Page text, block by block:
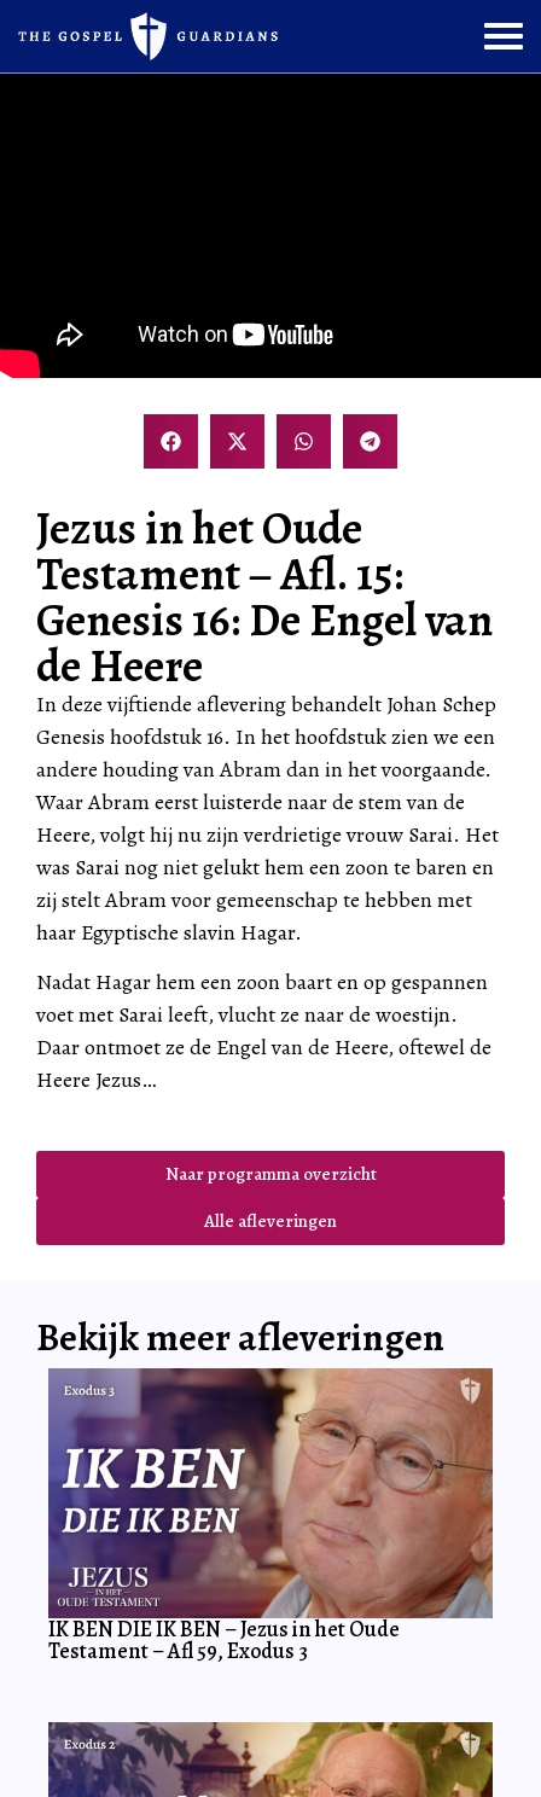
Jezus in het Oude
Testament – Afl. 15:
Genesis 16: De Engel van
de Heere
In deze vijftiende aflevering behandelt Johan Schep
Genesis hoofdstuk 16. In het hoofdstuk zien we een
andere houding van Abram dan in het voorgaande.
Waar Abram eerst luisterde naar de stem van de
Heere, volgt hij nu zijn verdrietige vrouw Sarai. Het
was Sarai nog niet gelukt hem een zoon te baren en
zij stelt Abram voor gemeenschap te hebben met
haar Egyptische slavin Hagar.
Nadat Hagar hem een zoon baart en op gespannen
voet met Sarai leeft, vlucht ze naar de woestijn.
Daar ontmoet ze de Engel van de Heere, oftewel de
Heere Jezus…
Naar programma overzicht
Alle afleveringen
Bekijk meer afleveringen
IK BEN DIE IK BEN – Jezus in het Oude
Testament – Afl 59, Exodus 3